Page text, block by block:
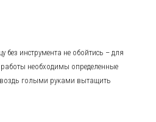
инструмента не обойтись – для
необходимы определенные
голыми руками вытащить